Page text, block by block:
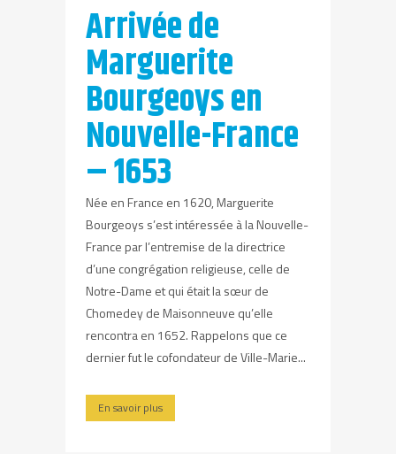
Arrivée de
Marguerite
Bourgeoys en
Nouvelle-France
– 1653
Née en France en 1620, Marguerite
Bourgeoys s’est intéressée à la Nouvelle-
France par l’entremise de la directrice
d’une congrégation religieuse, celle de
Notre-Dame et qui était la sœur de
Chomedey de Maisonneuve qu’elle
rencontra en 1652. Rappelons que ce
dernier fut le cofondateur de Ville-Marie...
En savoir plus